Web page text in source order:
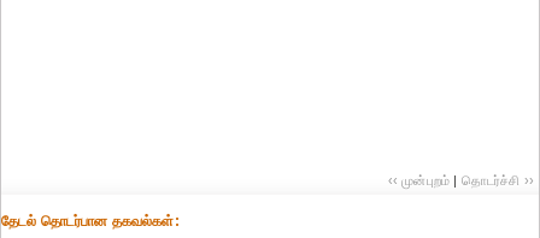
‹‹ முன்புறம் | தொடர்ச்சி ››
தேட‌ல் தொட‌ர்பான தகவ‌ல்க‌ள்: